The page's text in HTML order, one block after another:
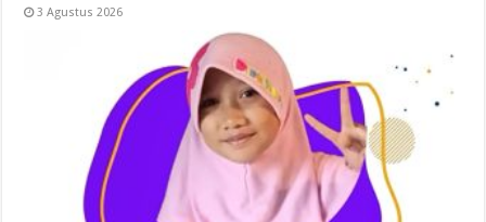
3 Agustus 2026